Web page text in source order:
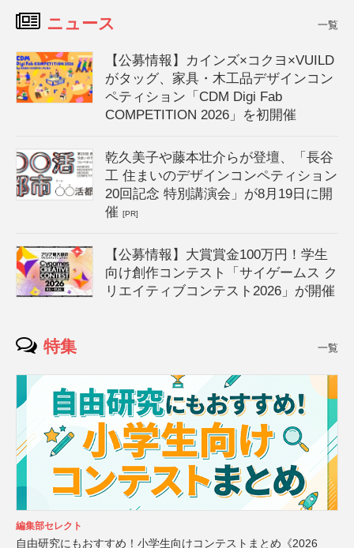
ニュース 一覧
【公募情報】カインズ×コクヨ×VUILD
がタッグ、家具・木工品デザインコン
ペティション「CDM Digi Fab
COMPETITION 2026」を初開催
乾久美子や藤本壮介らが登壇、「長谷
工 住まいのデザインコンペティション
20回記念 特別講演会」が8月19日に開
催[PR]
【公募情報】大賞賞金100万円！学生
向け創作コンテスト「サイゲームス ク
リエイティブコンテスト2026」が開催
特集 一覧
編集部セレクト
自由研究にもおすすめ！小学生向けコンテストまとめ《2026